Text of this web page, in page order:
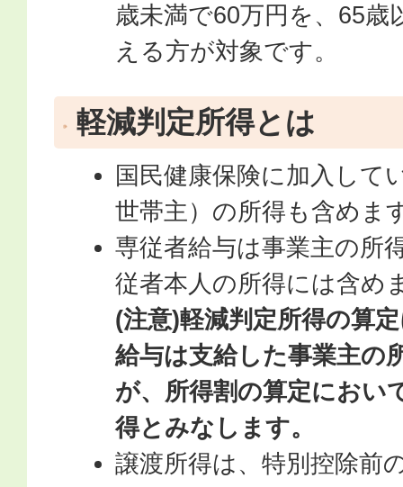
歳未満で60万円を、65歳
える方が対象です。
軽減判定所得とは
国民健康保険に加入して
世帯主）の所得も含めま
専従者給与は事業主の所
従者本人の所得には含め
(注意)軽減判定所得の算
給与は支給した事業主の
が、所得割の算定におい
得とみなします。
譲渡所得は、特別控除前